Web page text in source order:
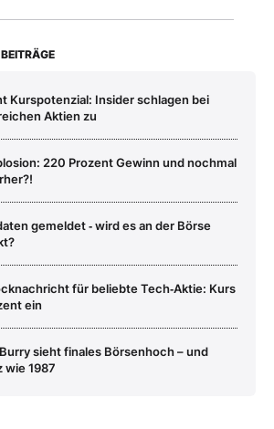
Kurspotenzial: Insider schlagen bei
Aktien zu
220 Prozent Gewinn und nochmal
gemeldet ‑ wird es an der Börse
für beliebte Tech‑Aktie: Kurs
ein
sieht finales Börsenhoch – und
wie 1987